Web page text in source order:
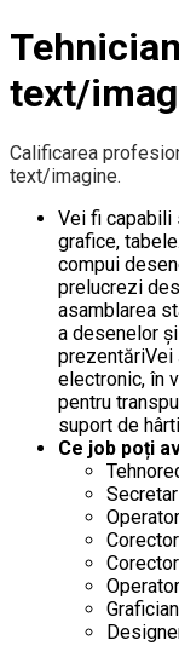
text/
Calificarea
text/imagine.
Vei fi capabili
grafice,
compui
prelucrezi
asamblarea
a desenelor
prezentăriVei
electronic, în
pentru
suport de
Ce job poți